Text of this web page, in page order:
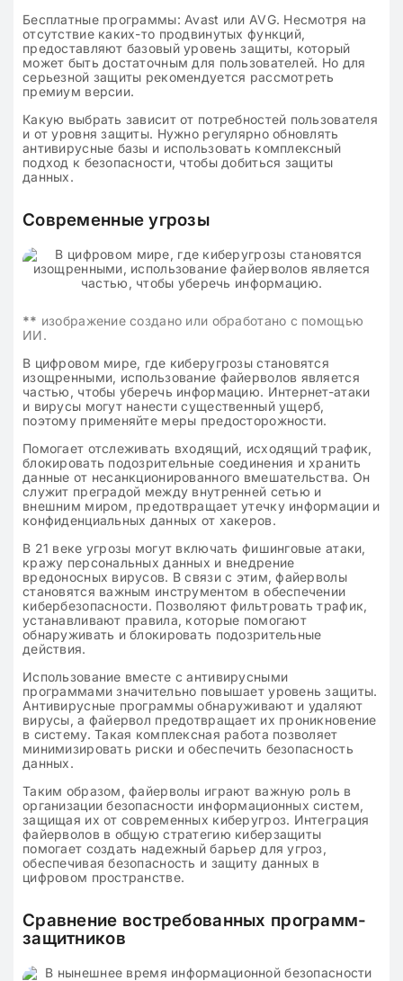
Бесплатные программы: Avast или AVG. Несмотря на
отсутствие каких-то продвинутых функций,
предоставляют базовый уровень защиты, который
может быть достаточным для пользователей. Но для
серьезной защиты рекомендуется рассмотреть
премиум версии.
Какую выбрать зависит от потребностей пользователя
и от уровня защиты. Нужно регулярно обновлять
антивирусные базы и использовать комплексный
подход к безопасности, чтобы добиться защиты
данных.
Современные угрозы
** изображение создано или обработано с помощью
ИИ.
В цифровом мире, где киберугрозы становятся
изощренными, использование файерволов является
частью, чтобы уберечь информацию. Интернет-атаки
и вирусы могут нанести существенный ущерб,
поэтому применяйте меры предосторожности.
Помогает отслеживать входящий, исходящий трафик,
блокировать подозрительные соединения и хранить
данные от несанкционированного вмешательства. Он
служит преградой между внутренней сетью и
внешним миром, предотвращает утечку информации и
конфиденциальных данных от хакеров.
В 21 веке угрозы могут включать фишинговые атаки,
кражу персональных данных и внедрение
вредоносных вирусов. В связи с этим, файерволы
становятся важным инструментом в обеспечении
кибербезопасности. Позволяют фильтровать трафик,
устанавливают правила, которые помогают
обнаруживать и блокировать подозрительные
действия.
Использование вместе с антивирусными
программами значительно повышает уровень защиты.
Антивирусные программы обнаруживают и удаляют
вирусы, а файервол предотвращает их проникновение
в систему. Такая комплексная работа позволяет
минимизировать риски и обеспечить безопасность
данных.
Таким образом, файерволы играют важную роль в
организации безопасности информационных систем,
защищая их от современных киберугроз. Интеграция
файерволов в общую стратегию киберзащиты
помогает создать надежный барьер для угроз,
обеспечивая безопасность и защиту данных в
цифровом пространстве.
Сравнение востребованных программ-
защитников